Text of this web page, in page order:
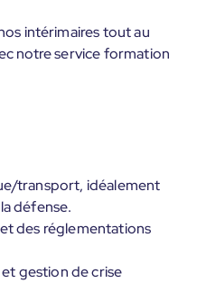
intérimaires tout au
notre service formation
transport, idéalement
défense.
des réglementations
gestion de crise